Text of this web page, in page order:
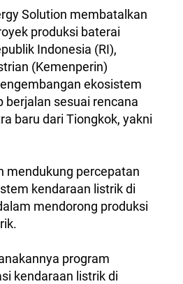
Solution membatalkan
produksi baterai
Indonesia (RI),
(Kemenperin)
ekosistem
berjalan sesuai rencana
baru dari Tiongkok, yakni
mendukung percepatan
kendaraan listrik di
mendorong produksi
program
kendaraan listrik di